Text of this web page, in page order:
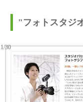
"フォトスタジ
30